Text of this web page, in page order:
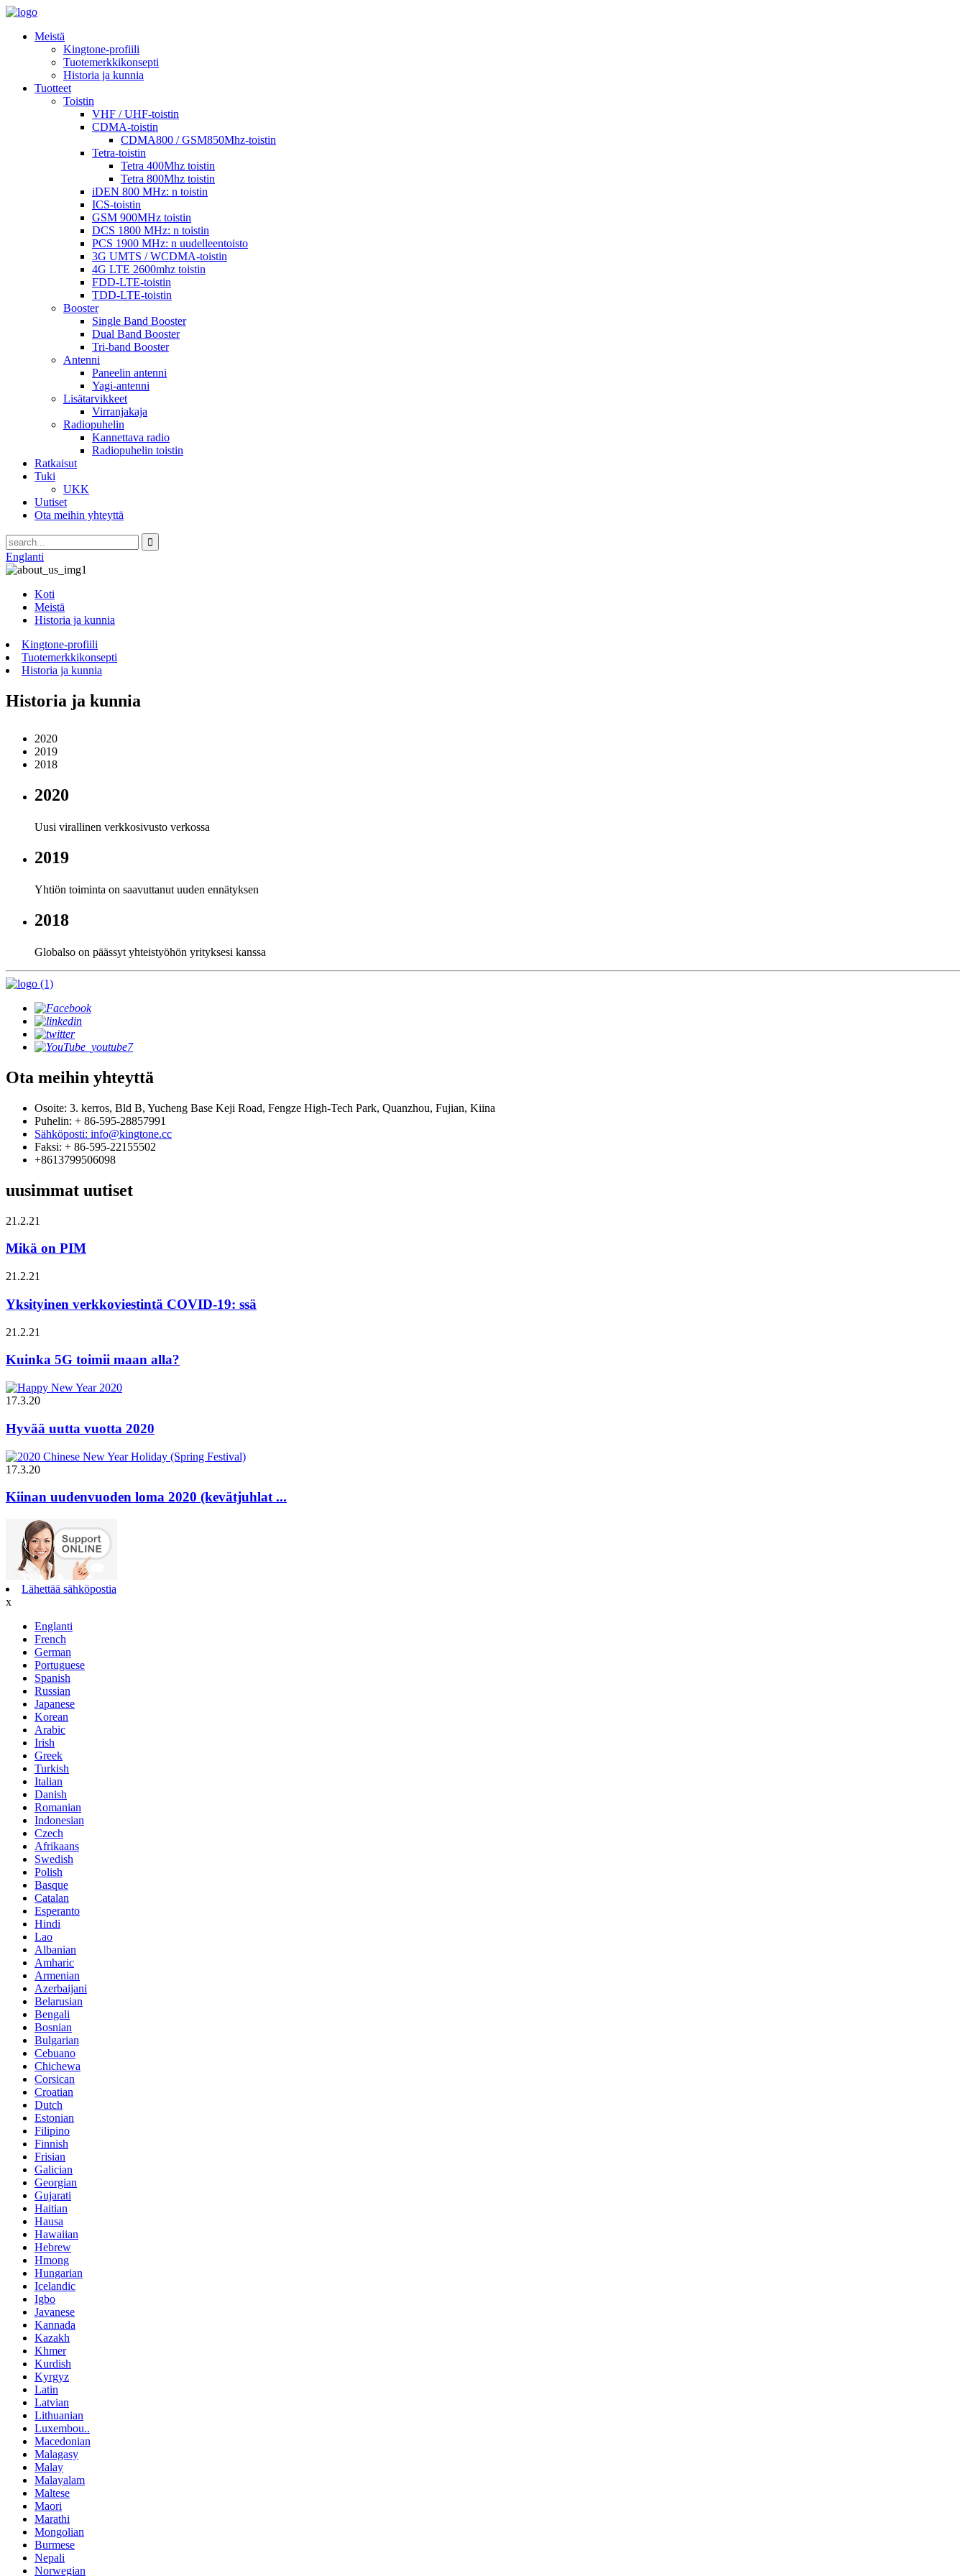
Meistä
Kingtone-profiili
Tuotemerkkikonsepti
Historia ja kunnia
Tuotteet
Toistin
VHF / UHF-toistin
CDMA-toistin
CDMA800 / GSM850Mhz-toistin
Tetra-toistin
Tetra 400Mhz toistin
Tetra 800Mhz toistin
iDEN 800 MHz: n toistin
ICS-toistin
GSM 900MHz toistin
DCS 1800 MHz: n toistin
PCS 1900 MHz: n uudelleentoisto
3G UMTS / WCDMA-toistin
4G LTE 2600mhz toistin
FDD-LTE-toistin
TDD-LTE-toistin
Booster
Single Band Booster
Dual Band Booster
Tri-band Booster
Antenni
Paneelin antenni
Yagi-antenni
Lisätarvikkeet
Virranjakaja
Radiopuhelin
Kannettava radio
Radiopuhelin toistin
Ratkaisut
Tuki
UKK
Uutiset
Ota meihin yhteyttä
Englanti
Koti
Meistä
Historia ja kunnia
Kingtone-profiili
Tuotemerkkikonsepti
Historia ja kunnia
Historia ja kunnia
2020
2019
2018
2020
Uusi virallinen verkkosivusto verkossa
2019
Yhtiön toiminta on saavuttanut uuden ennätyksen
2018
Globalso on päässyt yhteistyöhön yrityksesi kanssa
Ota meihin yhteyttä
Osoite: 3. kerros, Bld B, Yucheng Base Keji Road, Fengze High-Tech Park, Quanzhou, Fujian, Kiina
Puhelin: + 86-595-28857991
Sähköposti: info@kingtone.cc
Faksi: + 86-595-22155502
+8613799506098
uusimmat uutiset
21.2.21
Mikä on PIM
21.2.21
Yksityinen verkkoviestintä COVID-19: ssä
21.2.21
Kuinka 5G toimii maan alla?
17.3.20
Hyvää uutta vuotta 2020
17.3.20
Kiinan uudenvuoden loma 2020 (kevätjuhlat ...
Lähettää sähköpostia
x
Englanti
French
German
Portuguese
Spanish
Russian
Japanese
Korean
Arabic
Irish
Greek
Turkish
Italian
Danish
Romanian
Indonesian
Czech
Afrikaans
Swedish
Polish
Basque
Catalan
Esperanto
Hindi
Lao
Albanian
Amharic
Armenian
Azerbaijani
Belarusian
Bengali
Bosnian
Bulgarian
Cebuano
Chichewa
Corsican
Croatian
Dutch
Estonian
Filipino
Finnish
Frisian
Galician
Georgian
Gujarati
Haitian
Hausa
Hawaiian
Hebrew
Hmong
Hungarian
Icelandic
Igbo
Javanese
Kannada
Kazakh
Khmer
Kurdish
Kyrgyz
Latin
Latvian
Lithuanian
Luxembou..
Macedonian
Malagasy
Malay
Malayalam
Maltese
Maori
Marathi
Mongolian
Burmese
Nepali
Norwegian